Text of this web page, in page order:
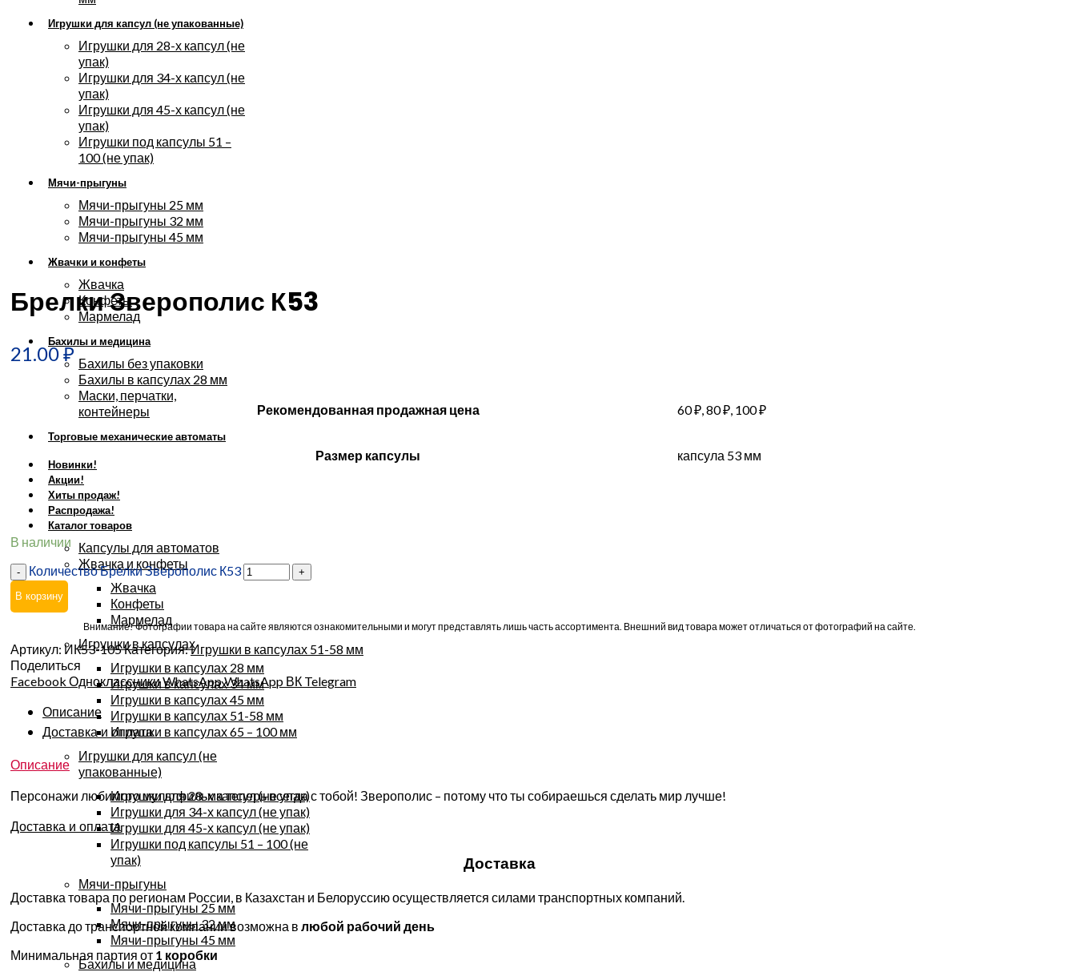
Игрушки для капсул (не упакованные)
Игрушки для 28-х капсул (не
упак)
Игрушки для 34-х капсул (не
упак)
Игрушки для 45-х капсул (не
упак)
Игрушки под капсулы 51 –
100 (не упак)
Мячи-прыгуны
Мячи-прыгуны 25 мм
Мячи-прыгуны 32 мм
Мячи-прыгуны 45 мм
Жвачки и конфеты
Жвачка
Конфеты
Мармелад
Бахилы и медицина
Бахилы без упаковки
Бахилы в капсулах 28 мм
Маски, перчатки,
контейнеры
Торговые механические автоматы
Новинки!
Акции!
Хиты продаж!
Распродажа!
Каталог товаров
Капсулы для автоматов
Жвачка и конфеты
Жвачка
Конфеты
Мармелад
Игрушки в капсулах
Игрушки в капсулах 28 мм
Игрушки в капсулах 34 мм
Игрушки в капсулах 45 мм
Игрушки в капсулах 51-58 мм
Игрушки в капсулах 65 – 100 мм
Игрушки для капсул (не
упакованные)
Игрушки для 28-х капсул (не упак)
Игрушки для 34-х капсул (не упак)
Игрушки для 45-х капсул (не упак)
Игрушки под капсулы 51 – 100 (не
упак)
Мячи-прыгуны
Мячи-прыгуны 25 мм
Мячи-прыгуны 32 мм
Мячи-прыгуны 45 мм
Бахилы и медицина
Увеличить
Брелки Зверополис К53
21.00₽
Рекомендованная продажная цена 60 ₽, 80 ₽, 100 ₽
Размер капсулы капсула 53 мм
В наличии
Количество Брелки Зверополис К53
В корзину
Внимание! Фотографии товара на сайте являются ознакомительными и могут представлять лишь часть ассортимента. Внешний вид товара может отличаться от фотографий на сайте.
Артикул: ИК53-105Категория:Игрушки в капсулах 51-58 мм
Поделиться
Facebook ОдноклассникиWhatsAppWhatsApp ВК Telegram
Описание
Доставка и оплата
Описание
Персонажи любимого мультфильма теперь всегда с тобой! Зверополис – потому что ты собираешься сделать мир лучше!
Доставка и оплата
Доставка
Доставка товара по регионам России, в Казахстан и Белоруссию осуществляется силами транспортных компаний.
Доставка до транспортной компании возможна в любой рабочий день
Минимальная партия от 1 коробки